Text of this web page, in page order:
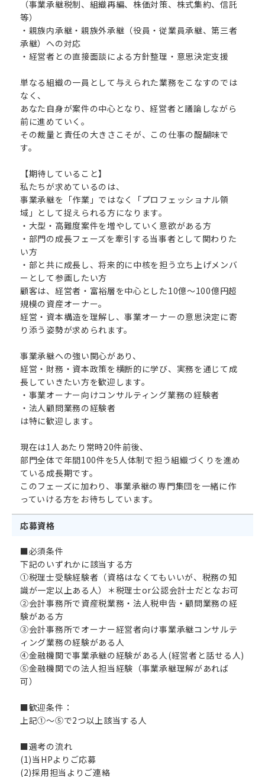
（事業承継税制、組織再編、株価対策、株式集約、信託
等）
・親族内承継・親族外承継（役員・従業員承継、第三者
承継）への対応
・経営者との直接面談による方針整理・意思決定支援
単なる組織の一員として与えられた業務をこなすのでは
なく、
あなた自身が案件の中心となり、経営者と議論しながら
前に進めていく。
その裁量と責任の大きさこそが、この仕事の醍醐味で
す。
【期待していること】
私たちが求めているのは、
事業承継を「作業」ではなく「プロフェッショナル領
域」として捉えられる方になります。
・大型・高難度案件を増やしていく意欲がある方
・部門の成長フェーズを牽引する当事者として関わりた
い方
・部と共に成長し、将来的に中核を担う立ち上げメンバ
ーとして参画したい方
顧客は、経営者・富裕層を中心とした10億〜100億円超
規模の資産オーナー。
経営・資本構造を理解し、事業オーナーの意思決定に寄
り添う姿勢が求められます。
事業承継への強い関心があり、
経営・財務・資本政策を横断的に学び、実務を通じて成
長していきたい方を歓迎します。
・事業オーナー向けコンサルティング業務の経験者
・法人顧問業務の経験者
は特に歓迎します。
現在は1人あたり常時20件前後、
部門全体で年間100件を5人体制で担う組織づくりを進め
ている成長期です。
このフェーズに加わり、事業承継の専門集団を一緒に作
っていける方をお待ちしています。
応募資格
■必須条件
下記のいずれかに該当する方
①税理士受験経験者（資格はなくてもいいが、税務の知
識が一定以上ある人）＊税理士or公認会計士だとなお可
②会計事務所で資産税業務・法人税申告・顧問業務の経
験がある方
③会計事務所でオーナー経営者向け事業承継コンサルテ
ィング業務の経験がある人
④金融機関で事業承継の経験がある人(経営者と話せる人)
⑤金融機関での法人担当経験（事業承継理解があれば
可）
■歓迎条件：
上記①〜⑤で2つ以上該当する人
■選考の流れ
(1)当HPよりご応募
(2)採用担当よりご連絡